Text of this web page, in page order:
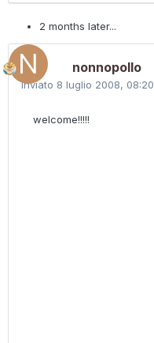
2 months later...
nonnopollo
Inviato 8 luglio 2008, 08:20
welcome!!!!!